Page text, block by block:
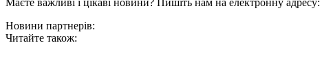
Маєте важливі і цікаві новини? Пишіть нам на електронну адресу:
Новини партнерів:
Читайте також: